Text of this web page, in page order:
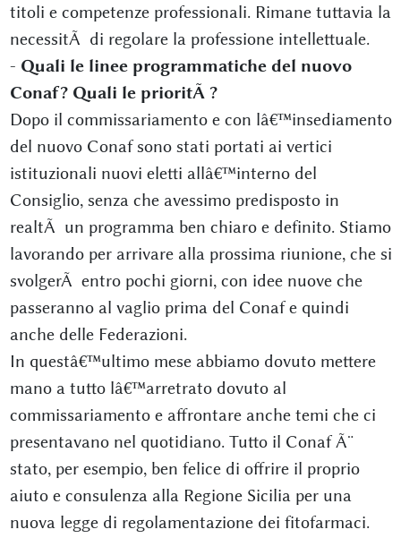
titoli e competenze professionali. Rimane tuttavia la
necessitÃ di regolare la professione intellettuale.
- Quali le linee programmatiche del nuovo
Conaf? Quali le prioritÃ ?
Dopo il commissariamento e con lâ€™insediamento
del nuovo Conaf sono stati portati ai vertici
istituzionali nuovi eletti allâ€™interno del
Consiglio, senza che avessimo predisposto in
realtÃ un programma ben chiaro e definito. Stiamo
lavorando per arrivare alla prossima riunione, che si
svolgerÃ entro pochi giorni, con idee nuove che
passeranno al vaglio prima del Conaf e quindi
anche delle Federazioni.
In questâ€™ultimo mese abbiamo dovuto mettere
mano a tutto lâ€™arretrato dovuto al
commissariamento e affrontare anche temi che ci
presentavano nel quotidiano. Tutto il Conaf Ã¨
stato, per esempio, ben felice di offrire il proprio
aiuto e consulenza alla Regione Sicilia per una
nuova legge di regolamentazione dei fitofarmaci.